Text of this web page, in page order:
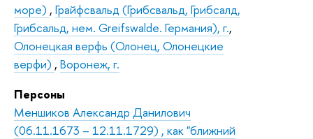
море) , Грайфсвальд (Грибсвальд, Грибсалд,
Грибсальд, нем. Greifswalde. Германия), г.,
Олонецкая верфь (Олонец, Олонецкие
верфи) , Воронеж, г.
Персоны
Меншиков Александр Данилович
(06.11.1673 – 12.11.1729) , как "ближний